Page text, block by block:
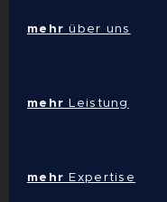
mehrüber uns
mehr Leistung
mehr Expertise